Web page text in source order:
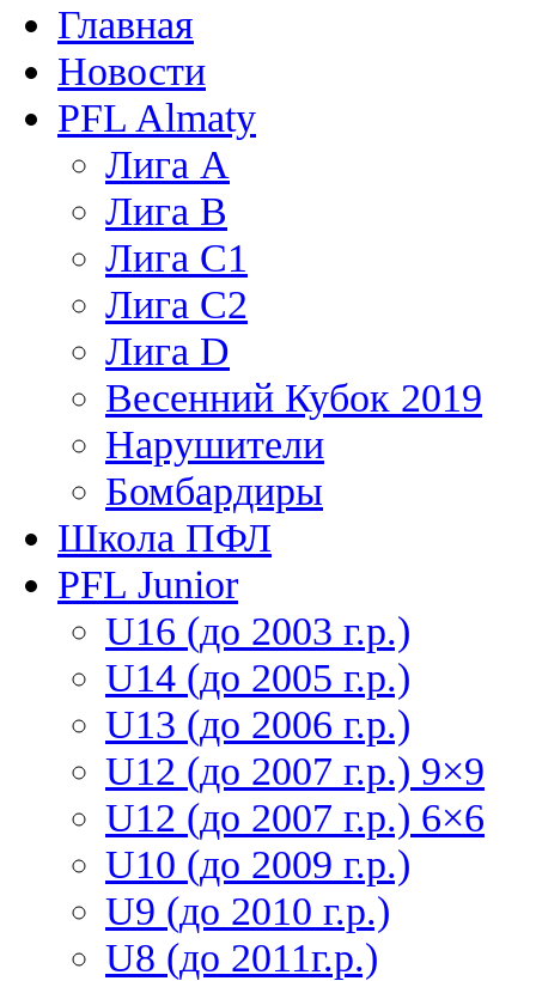
Главная
Новости
PFL Almaty
Лига A
Лига В
Лига С1
Лига С2
Лига D
Весенний Кубок 2019
Нарушители
Бомбардиры
Школа ПФЛ
PFL Junior
U16 (до 2003 г.р.)
U14 (до 2005 г.р.)
U13 (до 2006 г.р.)
U12 (до 2007 г.р.) 9×9
U12 (до 2007 г.р.) 6×6
U10 (до 2009 г.р.)
U9 (до 2010 г.р.)
U8 (до 2011г.р.)